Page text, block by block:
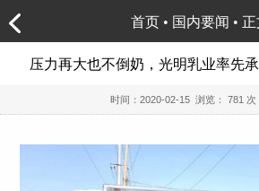
首页 • 国内要闻 •
压力再大也不倒奶，光明乳业率先
时间： 2020-02-15 浏览： 781 次